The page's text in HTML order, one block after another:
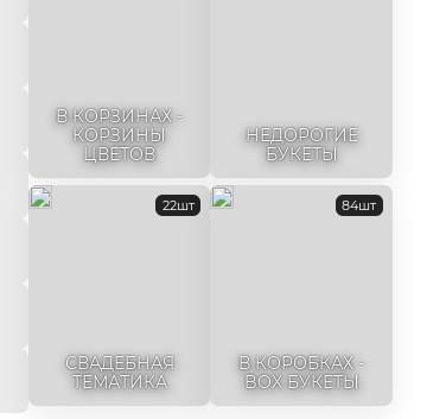
В КОРЗИНАХ -
КОРЗИНЫ
ЦВЕТОВ
НЕДОРОГИЕ
БУКЕТЫ
22шт
СВАДЕБНАЯ
ТЕМАТИКА
84шт
В КОРОБКАХ -
BOX БУКЕТЫ